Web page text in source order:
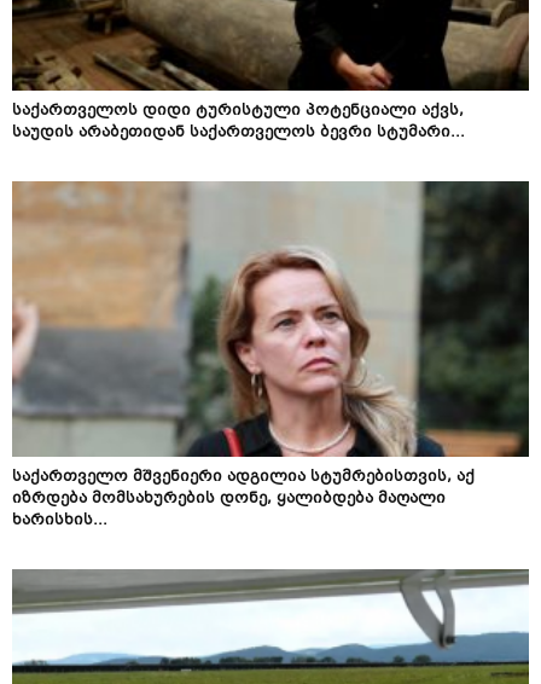
საქართველოს დიდი ტურისტული პოტენციალი აქვს,
საუდის არაბეთიდან საქართველოს ბევრი სტუმარი...
საქართველო მშვენიერი ადგილია სტუმრებისთვის, აქ
იზრდება მომსახურების დონე, ყალიბდება მაღალი
ხარისხის...